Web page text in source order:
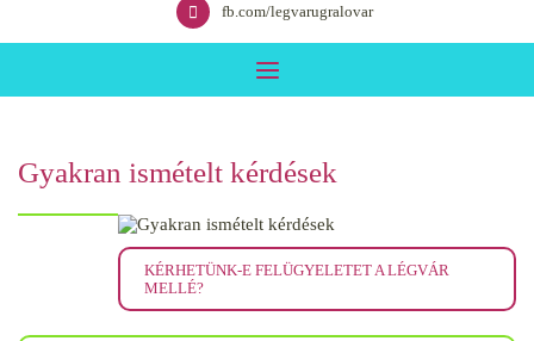
fb.com/legvarugralovar
Gyakran ismételt kérdések
KÉRHETÜNK-E FELÜGYELETET A LÉGVÁR
MELLÉ?